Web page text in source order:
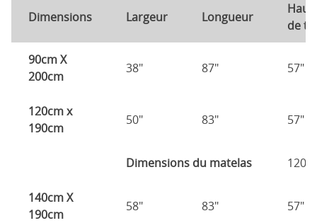
Dimensions Largeur Longueur
de
90cm X
200cm
38" 87" 57"
120cm x
190cm
50" 83" 57"
Dimensions du matelas
140cm X
190cm
58" 83" 57"